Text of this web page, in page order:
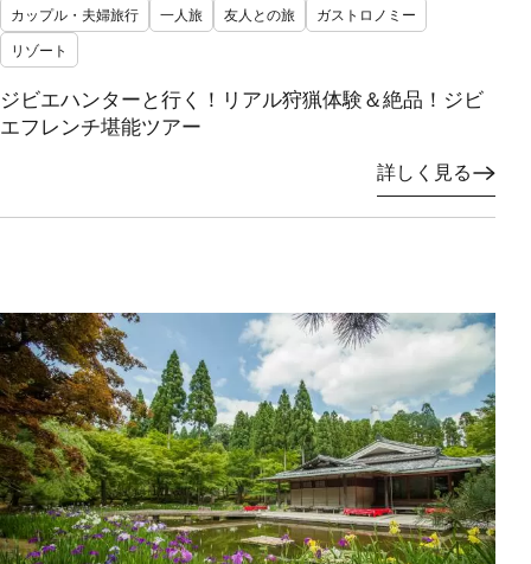
カップル・夫婦旅行
一人旅 友人との旅
ガストロノミー
リゾート
ジビエハンターと行く！リアル狩猟体験＆絶品！ジビ
エフレンチ堪能ツアー
詳しく見る